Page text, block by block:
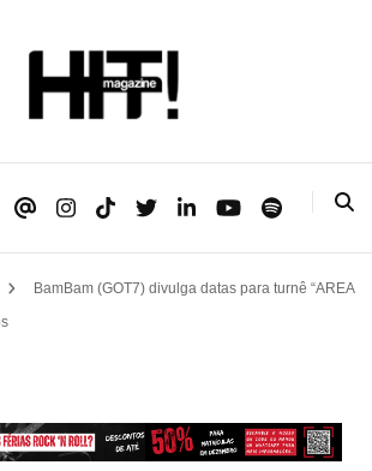
BamBam (GOT7) divulga datas para turnê “AREA